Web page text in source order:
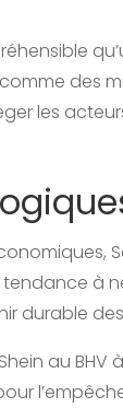
des
les
à
durable
au